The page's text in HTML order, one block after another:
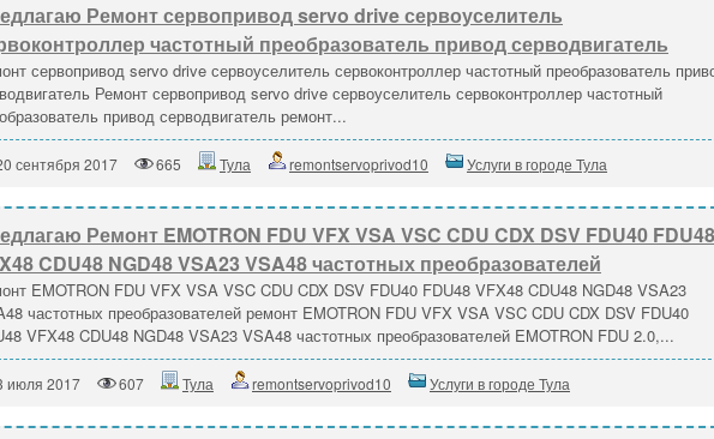
Ремонт сервопривод servo drive сервоуселитель
частотный преобразователь привод серводвигатель
сервопривод servo drive сервоуселитель сервоконтроллер частотный преобразователь
Ремонт сервопривод servo drive сервоуселитель сервоконтроллер частотный
привод серводвигатель ремонт...
сентября 2017 665 Тула remontservoprivod10 Услуги в городе Тула
Ремонт EMOTRON FDU VFX VSA VSC CDU CDX DSV FDU40 FDU48
CDU48 NGD48 VSA23 VSA48 частотных преобразователей
EMOTRON FDU VFX VSA VSC CDU CDX DSV FDU40 FDU48 VFX48 CDU48 NGD48 VSA23
частотных преобразователей ремонт EMOTRON FDU VFX VSA VSC CDU CDX DSV FDU40
VFX48 CDU48 NGD48 VSA23 VSA48 частотных преобразователей EMOTRON FDU 2.0,...
июля 2017 607 Тула remontservoprivod10 Услуги в городе Тула